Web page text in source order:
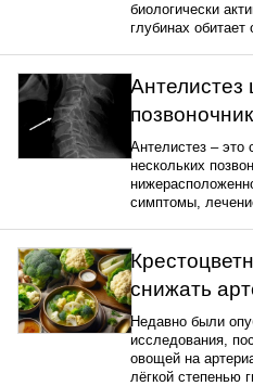
биологически
глубинах
Антелистез
Антелистез –
нескольких
симптомы,
снижать
Недавно были
исследования,
овощей на
лёгкой степенью